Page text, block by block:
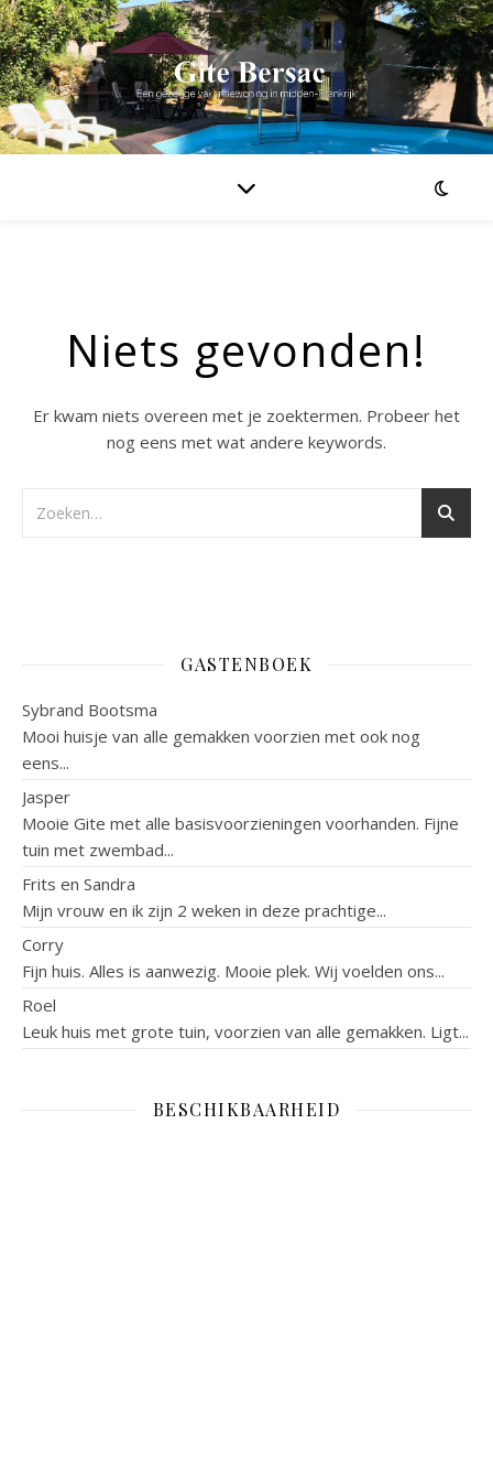
Niets gevonden!
Er kwam niets overeen met je zoektermen. Probeer het
nog eens met wat andere keywords.
GASTENBOEK
Sybrand Bootsma
Mooi huisje van alle gemakken voorzien met ook nog
eens...
Jasper
Mooie Gite met alle basisvoorzieningen voorhanden. Fijne
tuin met zwembad...
Frits en Sandra
Mijn vrouw en ik zijn 2 weken in deze prachtige...
Corry
Fijn huis. Alles is aanwezig. Mooie plek. Wij voelden ons...
Roel
Leuk huis met grote tuin, voorzien van alle gemakken. Ligt...
BESCHIKBAARHEID